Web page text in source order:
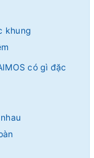
khung
có gì đặc